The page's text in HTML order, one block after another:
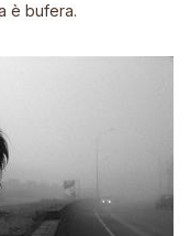
è bufera.